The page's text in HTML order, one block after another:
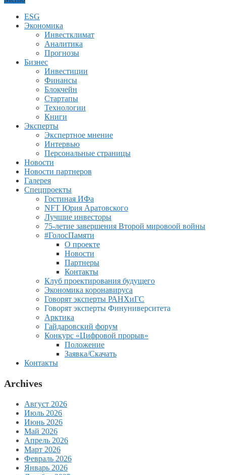
ESG
Экономика
Инвестклимат
Аналитика
Прогнозы
Бизнес
Инвестиции
Финансы
Блокчейн
Стартапы
Технологии
Книги
Эксперты
Экспертное мнение
Интервью
Персональные страницы
Новости
Новости партнеров
Галерея
Спецпроекты
Гостиная ИФа
NFT Юрия Аратовского
Лучшие инвесторы
75-летие завершения Второй мировоой войны
#ГолосПамяти
О проекте
Новости
Партнеры
Контакты
Клуб проектирования будущего
Экономика коронавируса
Говорят эксперты РАНХиГС
Говорят эксперты Финуниверситета
Арктика
Гайдаровский форум
Конкурс «Цифровой прорыв»
Положение
Заявка/Скачать
Контакты
Archives
Август 2026
Июль 2026
Июнь 2026
Май 2026
Апрель 2026
Март 2026
Февраль 2026
Январь 2026